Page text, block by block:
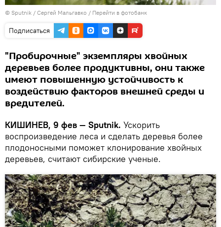
© Sputnik / Сергей Мальгавко / Перейти в фотобанк
Подписаться
"Пробирочные" экземпляры хвойных
деревьев более продуктивны, они также
имеют повышенную устойчивость к
воздействию факторов внешней среды и
вредителей.
КИШИНЕВ, 9 фев — Sputnik. Ускорить
воспроизведение леса и сделать деревья более
плодоносными поможет клонирование хвойных
деревьев, считают сибирские ученые.